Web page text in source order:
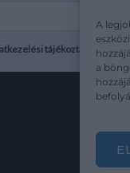
A
a
tájékoztatót: